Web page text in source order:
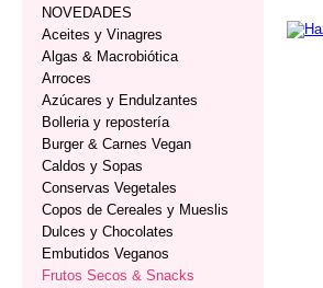
NOVEDADES
Aceites y Vinagres
Algas & Macrobiótica
Arroces
Azúcares y Endulzantes
Bolleria y repostería
Burger & Carnes Vegan
Caldos y Sopas
Conservas Vegetales
Copos de Cereales y Mueslis
Dulces y Chocolates
Embutidos Veganos
Frutos Secos & Snacks